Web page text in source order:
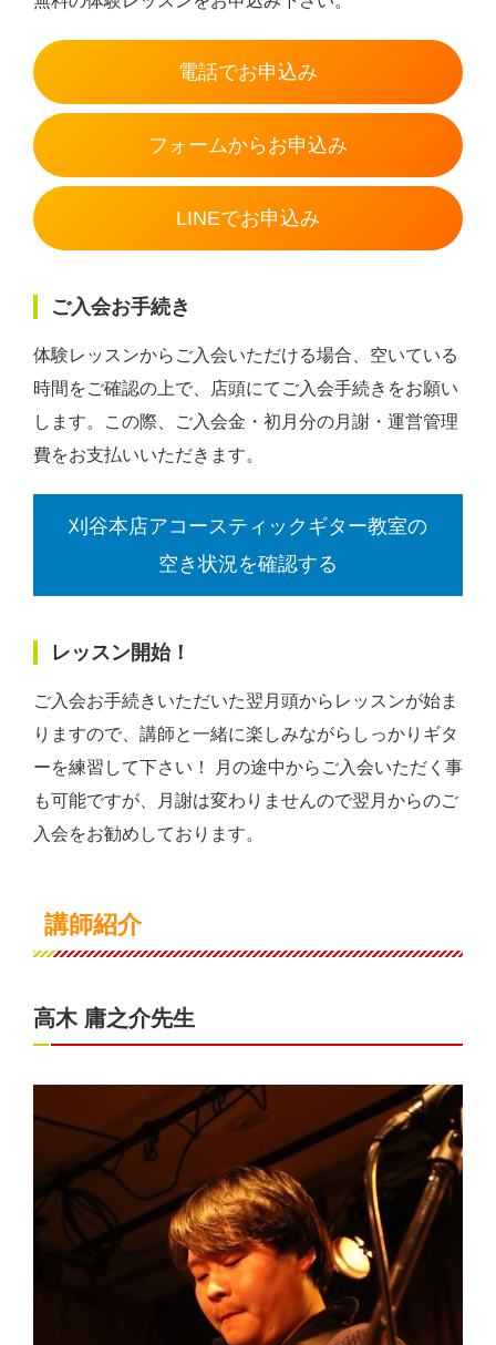
電話でお申込み
フォームからお申込み
LINEでお申込み
ご入会お手続き
体験レッスンからご入会いただける場合、空いている
時間をご確認の上で、店頭にてご入会手続きをお願い
します。この際、ご入会金・初月分の月謝・運営管理
費をお支払いいただきます。
刈谷本店アコースティックギター教室の
空き状況を確認する
レッスン開始！
ご入会お手続きいただいた翌月頭からレッスンが始ま
りますので、講師と一緒に楽しみながらしっかりギタ
ーを練習して下さい！ 月の途中からご入会いただく事
も可能ですが、月謝は変わりませんので翌月からのご
入会をお勧めしております。
講師紹介
高木 庸之介先生